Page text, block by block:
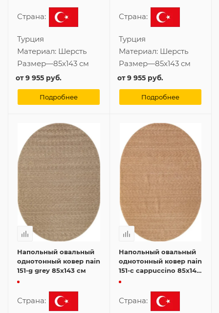
Страна:
Турция
Материал: Шерсть
Размер—85x143 см
от9 955 руб.
Подробнее
Страна:
Турция
Материал: Шерсть
Размер—85x143 см
от9 955 руб.
Подробнее
Напольный овальный
однотонный ковер nain
151-g grey 85x143 см
Страна:
Напольный овальный
однотонный ковер nain
151-c cappuccino 85x143
см
Страна: